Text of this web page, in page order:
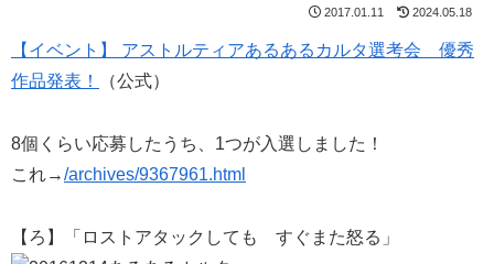
2017.01.11 2024.05.18
【イベント】 アストルティアあるあるカルタ選考会 優秀
作品発表！
（公式）
8個くらい応募したうち、1つが入選しました！
これ→/archives/9367961.html
【ろ】「ロストアタックしても すぐまた怒る」